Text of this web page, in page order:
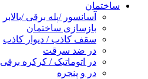
ساختمان
آسانسور /پله برقی /بالابر
بازسازی ساختمان
سقف کاذب / دیوار کاذب
در ضد سرقت
در اتوماتیک / کرکره برقی
در و پنجره